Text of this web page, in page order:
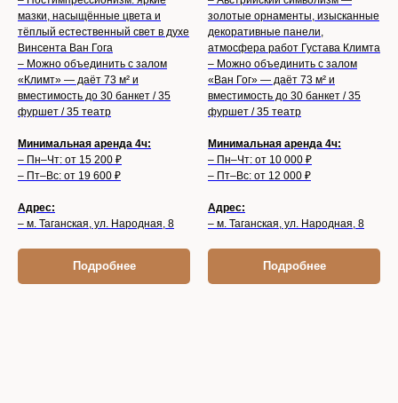
мазки, насыщённые цвета и
тёплый естественный свет в духе
Винсента Ван Гога
– Можно объединить с залом
«Климт» — даёт 73 м² и
вместимость до 30 банкет / 35
фуршет / 35 театр
Минимальная аренда 4ч:
– Пн–Чт: от 15 200 ₽
– Пт–Вс: от 19 600 ₽
Адрес:
– м. Таганская, ул. Народная, 8
Подробнее
золотые орнаменты, изысканные
декоративные панели,
атмосфера работ Густава Климта
– Можно объединить с залом
«Ван Гог» — даёт 73 м² и
вместимость до 30 банкет / 35
фуршет / 35 театр
Минимальная аренда 4ч:
– Пн–Чт: от 10 000 ₽
– Пт–Вс: от 12 000 ₽
Адрес:
– м. Таганская, ул. Народная, 8
Подробнее